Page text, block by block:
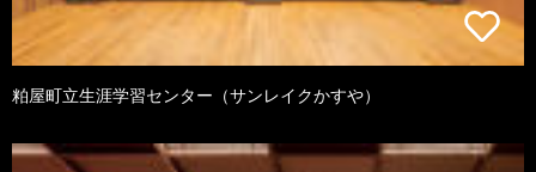
粕屋町立生涯学習センター（サンレイクかすや）